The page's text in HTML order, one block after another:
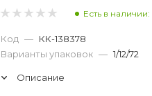
Есть в наличии:
Код — КК-138378
Варианты упаковок — 1/12/72
Описание